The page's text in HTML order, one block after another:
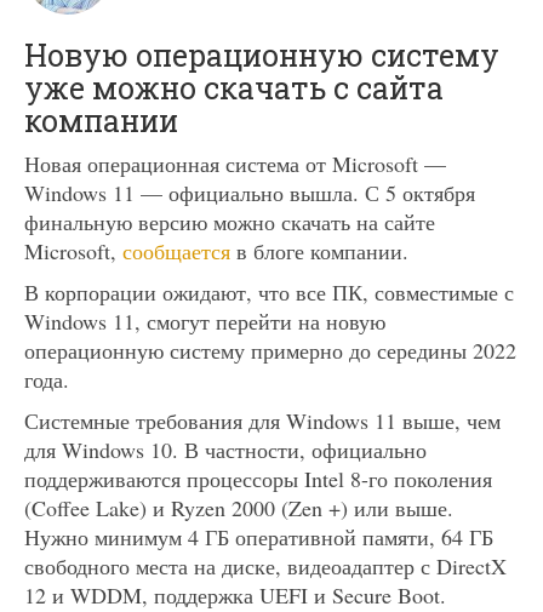
Новую операционную систему
уже можно скачать с сайта
компании
Новая операционная система от Microsoft —
Windows 11 — официально вышла. С 5 октября
финальную версию можно скачать на сайте
Microsoft, сообщается в блоге компании.
В корпорации ожидают, что все ПК, совместимые с
Windows 11, смогут перейти на новую
операционную систему примерно до середины 2022
года.
Системные требования для Windows 11 выше, чем
для Windows 10. В частности, официально
поддерживаются процессоры Intel 8-го поколения
(Coffee Lake) и Ryzen 2000 (Zen +) или выше.
Нужно минимум 4 ГБ оперативной памяти, 64 ГБ
свободного места на диске, видеоадаптер с DirectX
12 и WDDM, поддержка UEFI и Secure Boot.